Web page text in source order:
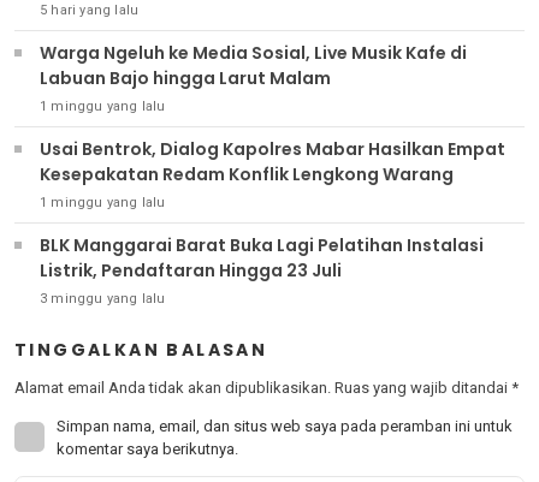
5 hari yang lalu
Warga Ngeluh ke Media Sosial, Live Musik Kafe di
Labuan Bajo hingga Larut Malam
1 minggu yang lalu
Usai Bentrok, Dialog Kapolres Mabar Hasilkan Empat
Kesepakatan Redam Konflik Lengkong Warang
1 minggu yang lalu
BLK Manggarai Barat Buka Lagi Pelatihan Instalasi
Listrik, Pendaftaran Hingga 23 Juli
3 minggu yang lalu
TINGGALKAN BALASAN
Alamat email Anda tidak akan dipublikasikan. Ruas yang wajib ditandai *
Simpan nama, email, dan situs web saya pada peramban ini untuk
komentar saya berikutnya.